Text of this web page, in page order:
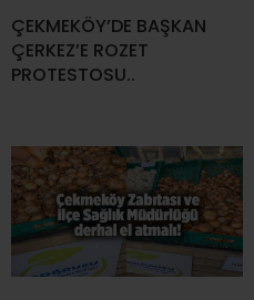
ÇEKMEKÖY’DE BAŞKAN
ÇERKEZ’E ROZET
PROTESTOSU..